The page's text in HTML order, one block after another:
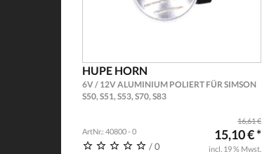
HUPE HORN
6V / 12V ALUMINIUM POLIERT FÜR SIMSON
S50, S51, S53, S70, S83
ArtNr.: 40800 - 0
/ 0
16,61 €
15,10 € *
incl. 19 % Mwst.